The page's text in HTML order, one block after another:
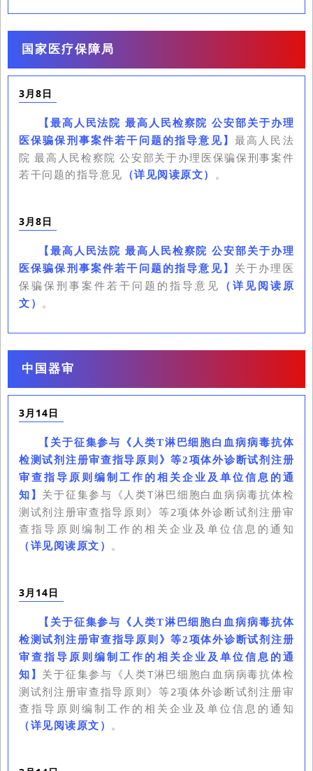
国家医疗保障局
3月8日
【 最高人民法院 最高人民检察院 公安部关于办理
医保骗保刑事案件若干问题的指导意见 】 最高人民法
院 最高人民检察院 公安部关于办理医保骗保刑事案件
若干问题的指导意见 （详见阅读原文） 。
3月8日
【 最高人民法院 最高人民检察院 公安部关于办理
医保骗保刑事案件若干问题的指导意见 】 关于办理医
保骗保刑事案件若干问题的指导意见
（详见阅读原
文）
。
中国器审
3月14日
【 关于征集参与《人类T淋巴细胞白血病病毒抗体
检测试剂注册审查指导原则》等2项体外诊断试剂注册
审查指导原则编制工作的相关企业及单位信息的通
知 】 关于征集参与《人类T淋巴细胞白血病病毒抗体检
测试剂注册审查指导原则》等2项体外诊断试剂注册审
查指导原则编制工作的相关企业及单位信息的通知
（详见阅读原文） 。
3月14日
【 关于征集参与《人类T淋巴细胞白血病病毒抗体
检测试剂注册审查指导原则》等2项体外诊断试剂注册
审查指导原则编制工作的相关企业及单位信息的通
知 】 关于征集参与《人类T淋巴细胞白血病病毒抗体检
测试剂注册审查指导原则》等2项体外诊断试剂注册审
查指导原则编制工作的相关企业及单位信息的通知
（详见阅读原文） 。